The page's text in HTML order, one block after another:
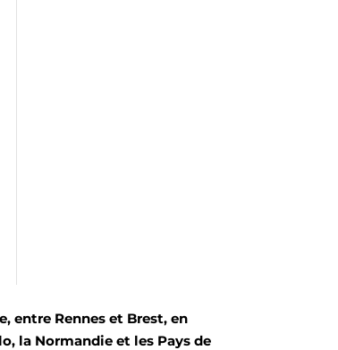
entre Rennes et Brest, en
la Normandie et les Pays de